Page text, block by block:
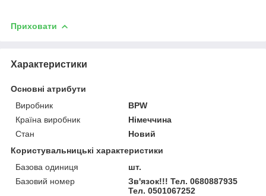
Приховати
Характеристики
Основні атрибути
Виробник
BPW
Країна виробник
Німеччина
Стан
Новий
Користувальницькі характеристики
Базова одиниця
шт.
Базовий номер
Зв'язок!!! Тел. 0680887935
Тел. 0501067252